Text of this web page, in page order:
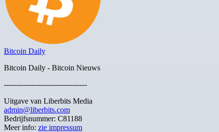
Bitcoin Daily
Bitcoin Daily - Bitcoin Nieuws
----------------------------------
Uitgave van Liberbits Media
admin@liberbits.com
Bedrijfsnummer: C81188
Meer info: zie impressum